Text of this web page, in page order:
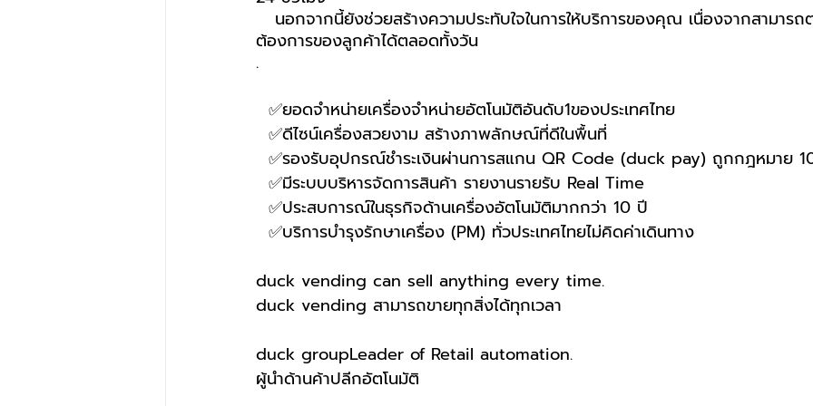
ต้องการของลูกค้าได้ตลอดทั้งวัน
.
  ✅ยอดจำหน่ายเครื่องจำหน่ายอัตโนมัติอันดับ1ของประเทศไทย
  ✅ดีไซน์เครื่องสวยงาม สร้างภาพลักษณ์ที่ดีในพื้นที่
✅รองรับอุปกรณ์ชำระเงินผ่านการสแกน QR Code (duck pay) ถูกกฎหมาย
  ✅มีระบบบริหารจัดการสินค้า รายงานรายรับ Real Time
  ✅ประสบการณ์ในธุรกิจด้านเครื่องอัตโนมัติมากกว่า 10 ปี
  ✅บริการบำรุงรักษาเครื่อง (PM) ทั่วประเทศไทยไม่คิดค่าเดินทาง
duck vending can sell anything every time.
duck vending สามารถขายทุกสิ่งได้ทุกเวลา
duck groupLeader of Retail automation.
ผู้นำด้านค้าปลีกอัตโนมัติ